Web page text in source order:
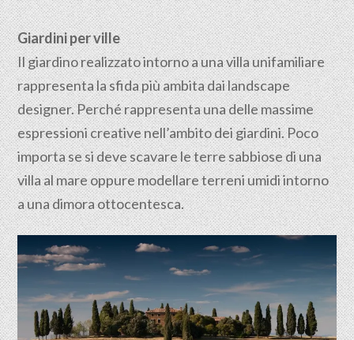
Giardini per ville
Il giardino realizzato intorno a una villa unifamiliare
rappresenta la sfida più ambita dai landscape
designer. Perché rappresenta una delle massime
espressioni creative nell’ambito dei giardini. Poco
importa se si deve scavare le terre sabbiose di una
villa al mare oppure modellare terreni umidi intorno
a una dimora ottocentesca.